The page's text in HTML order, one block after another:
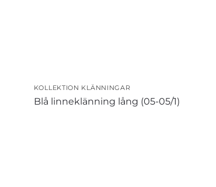
KOLLEKTION KLÄNNINGAR
Blå linneklänning lång (05-05/1)